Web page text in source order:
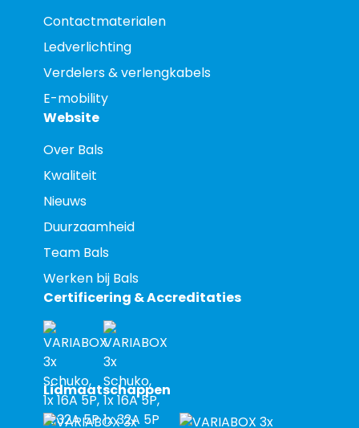
Contactmaterialen
Ledverlichting
Verdelers & verlengkabels
E-mobility
Website
Over Bals
Kwaliteit
Nieuws
Duurzaamheid
Team Bals
Werken bij Bals
Certificering & Accreditaties
Lidmaatschappen